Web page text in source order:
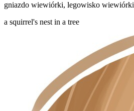
gniazdo wiewiórki, legowisko wiewiórki
a squirrel's nest in a tree